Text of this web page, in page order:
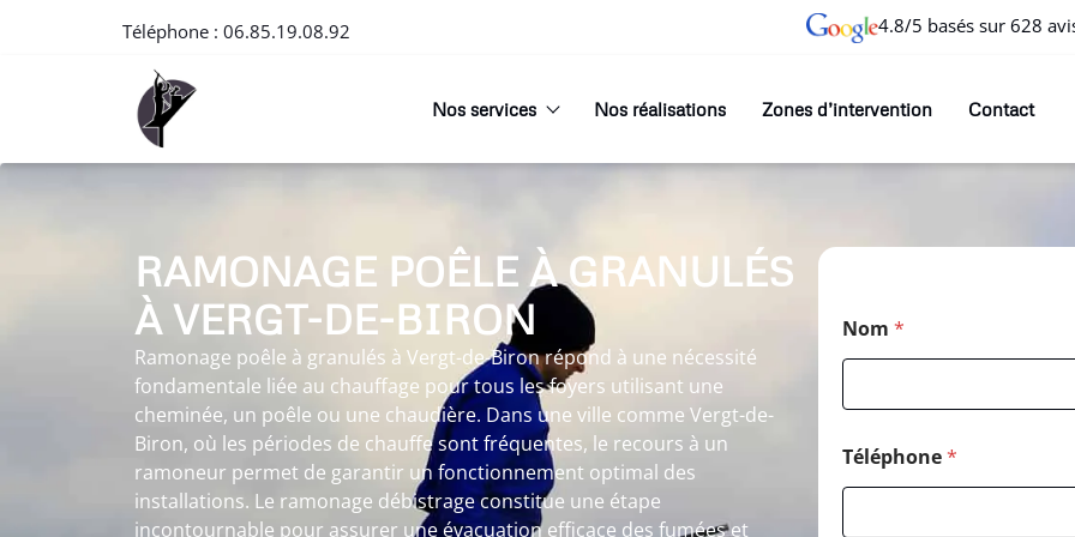
Téléphone : 06.85.19.08.92 4.8/5 basés sur 628
Nos services Nos réalisations Zones d’intervention Contact
RAMONAGE POÊLE À GRANULÉS
À VERGT-DE-BIRON
Ramonage poêle à granulés à Vergt-de-Biron répond à une nécessité
fondamentale liée au chauffage pour tous les foyers utilisant une
cheminée, un poêle ou une chaudière. Dans une ville comme Vergt-de-
Biron, où les périodes de chauffe sont fréquentes, le recours à un
ramoneur permet de garantir un fonctionnement optimal des
installations. Le ramonage débistrage constitue une étape
incontournable pour assurer une évacuation efficace des fumées et
Nom *
Téléphone*